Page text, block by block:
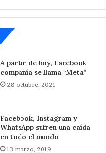
A partir de hoy, Facebook
compañía se llama “Meta”
28 octubre, 2021
Facebook, Instagram y
WhatsApp sufren una caída
en todo el mundo
13 marzo, 2019